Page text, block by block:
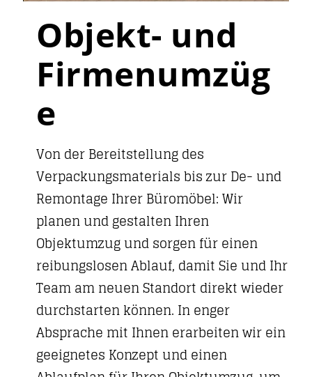
Objekt- und
Firmenumzüg
e
Von der Bereitstellung des
Verpackungsmaterials bis zur De- und
Remontage Ihrer Büromöbel: Wir
planen und gestalten Ihren
Objektumzug und sorgen für einen
reibungslosen Ablauf, damit Sie und Ihr
Team am neuen Standort direkt wieder
durchstarten können. In enger
Absprache mit Ihnen erarbeiten wir ein
geeignetes Konzept und einen